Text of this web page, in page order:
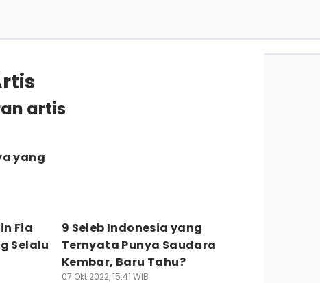
artis
yang
Fia
Selalu
9 Seleb Indonesia yang
Ternyata Punya Saudara
Kembar, Baru Tahu?
07 Okt 2022, 15:41 WIB